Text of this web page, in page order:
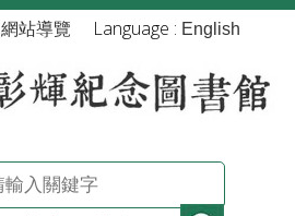
網站導覽 Language : English